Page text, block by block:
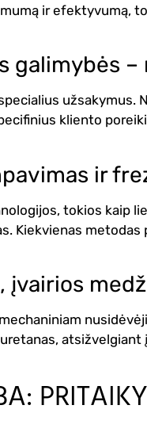
ir efektyvumą,
galimybės
kliento
ir
tokios kaip
Kiekvienas
įvairios